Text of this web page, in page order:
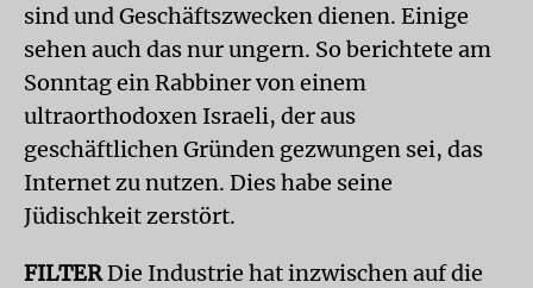
sind und Geschäftszwecken dienen. Einige
sehen auch das nur ungern. So berichtete am
Sonntag ein Rabbiner von einem
ultraorthodoxen Israeli, der aus
geschäftlichen Gründen gezwungen sei, das
Internet zu nutzen. Dies habe seine
Jüdischkeit zerstört.
FILTERDie Industrie hat inzwischen auf die